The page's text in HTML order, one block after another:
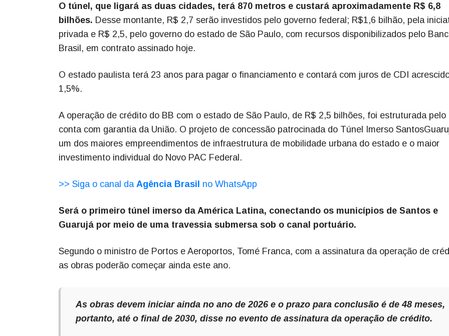
O túnel, que ligará as duas cidades, terá 870 metros e custará aproximadamente R$ 6,8
bilhões. Desse montante, R$ 2,7 serão investidos pelo governo federal; R$1,6 bilhão, pela
privada e R$ 2,5, pelo governo do estado de São Paulo, com recursos disponibilizados pelo
Brasil, em contrato assinado hoje.
O estado paulista terá 23 anos para pagar o financiamento e contará com juros de CDI
1,5%.
A operação de crédito do BB com o estado de São Paulo, de R$ 2,5 bilhões, foi estruturada pelo
conta com garantia da União. O projeto de concessão patrocinada do Túnel Imerso
um dos maiores empreendimentos de infraestrutura de mobilidade urbana do estado e o maior
investimento individual do Novo PAC Federal.
>> Siga o canal da Agência Brasil no WhatsApp
Será o primeiro túnel imerso da América Latina, conectando os municípios de Santos e
Guarujá por meio de uma travessia submersa sob o canal portuário.
Segundo o ministro de Portos e Aeroportos, Tomé Franca, com a assinatura da operação de
as obras poderão começar ainda este ano.
As obras devem iniciar ainda no ano de 2026 e o prazo para conclusão é de 48 meses,
portanto, até o final de 2030, disse no evento de assinatura da operação de crédito.